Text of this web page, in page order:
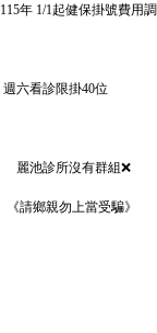
115年 1/1起健保掛號費用
週六看診限掛40位
麗池診所沒有群組❌
《請鄉親勿上當受騙》